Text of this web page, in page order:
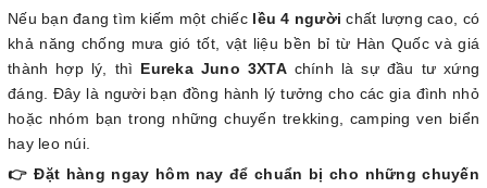
Nếu bạn đang tìm kiếm một chiếc lều 4 người chất lượng cao, có
khả năng chống mưa gió tốt, vật liệu bền bỉ từ Hàn Quốc và giá
thành hợp lý, thì Eureka Juno 3XTAchính là sự đầu tư xứng
đáng. Đây là người bạn đồng hành lý tưởng cho các gia đình nhỏ
hoặc nhóm bạn trong những chuyến trekking, camping ven biển
hay leo núi.
👉 Đặt hàng ngay hôm nay để chuẩn bị cho những chuyến